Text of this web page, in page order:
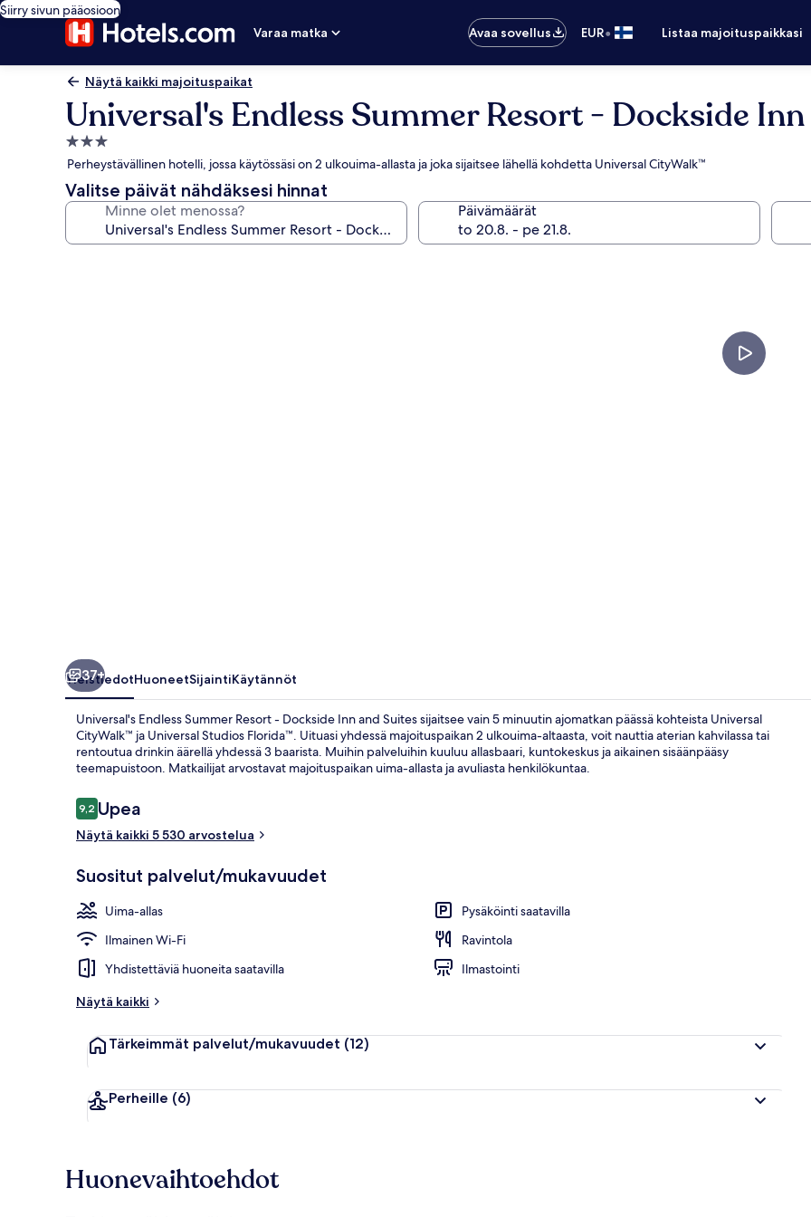
Siirry sivun pääosioon
Varaa matka
Avaa sovellus EUR• Listaa majoituspaikkasi
Näytä kaikki majoituspaikat
Universal's Endless Summer Resort - Dockside
3.0
tähden
majoituspaikka
Perheystävällinen hotelli, jossa käytössäsi on 2 ulkouima-allasta ja joka sijaitsee lähellä kohdetta Universal CityWalk™
Valitse päivät nähdäksesi hinnat
Minne olet menossa? Päivämäärät
37+
YleistiedotHuoneetSijaintiKäytännöt
Universal's Endless Summer Resort - Dockside Inn and Suites sijaitsee vain 5 minuutin ajomatkan päässä kohteista Universal
CityWalk™ ja Universal Studios Florida™. Uituasi yhdessä majoituspaikan 2 ulkouima-altaasta, voit nauttia aterian kahvilassa tai
rentoutua drinkin äärellä yhdessä 3 baarista. Muihin palveluihin kuuluu allasbaari, kuntokeskus ja aikainen sisäänpääsy
teemapuistoon. Matkailijat arvostavat majoituspaikan uima-allasta ja avuliasta henkilökuntaa.
Arvostelut
9,29,2 kautta 10.
Upea
Näytä kaikki 5 530 arvostelua
Suositut palvelut/mukavuudet
Uima-allas
Pysäköinti saatavilla
Ilmainen Wi-Fi
Ravintola
Yhdistettäviä huoneita saatavilla
Ilmastointi
Näytä kaikki
Tärkeimmät palvelut/mukavuudet (12)
Perheille (6)
Huonevaihtoehdot